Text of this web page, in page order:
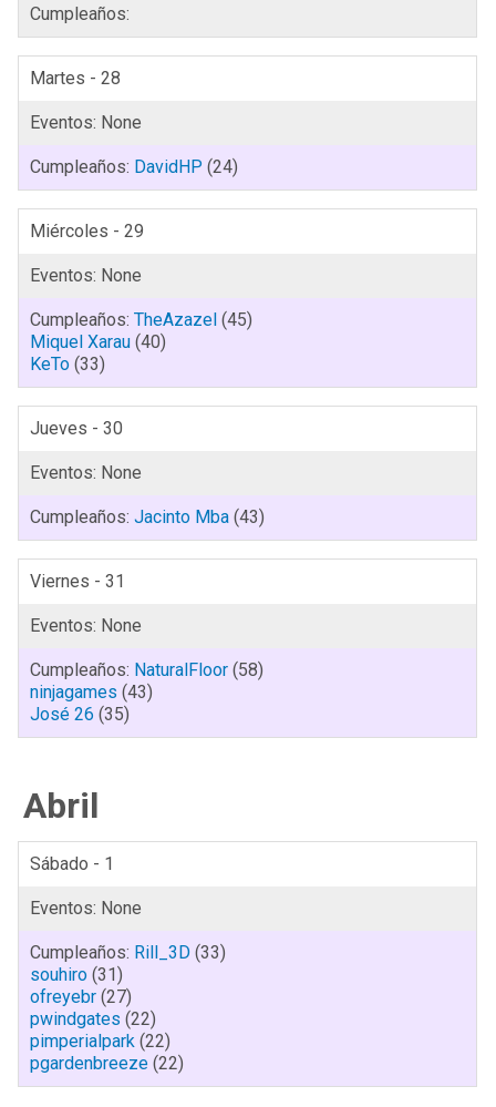
Martes - 28
DavidHP (24)
Miércoles - 29
TheAzazel (45)
Miquel Xarau (40)
KeTo (33)
Jueves - 30
Jacinto Mba (43)
Viernes - 31
NaturalFloor (58)
ninjagames (43)
José 26 (35)
Abril
Sábado - 1
Rill_3D (33)
souhiro (31)
ofreyebr (27)
pwindgates (22)
pimperialpark (22)
pgardenbreeze (22)